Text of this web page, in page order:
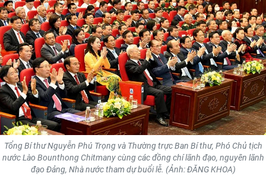
Y TẾ
KHOA HỌC - CÔNG NGHỆ
MÔI TRƯỜNG
BẠN ĐỌC
KIỂM CHỨNG THÔNG TIN
TRI THỨC CHUYÊN SÂU
54 DÂN TỘC VIỆT NAM
Tổng Bí thư Nguyễn Phú Trọng và Thường trực Ban Bí thư, Phó Chủ tịch
nước Lào Bounthong Chitmany cùng các đồng chí lãnh đạo, nguyên lãnh
đạo Đảng, Nhà nước tham dự buổi lễ. (Ảnh: ĐĂNG KHOA)